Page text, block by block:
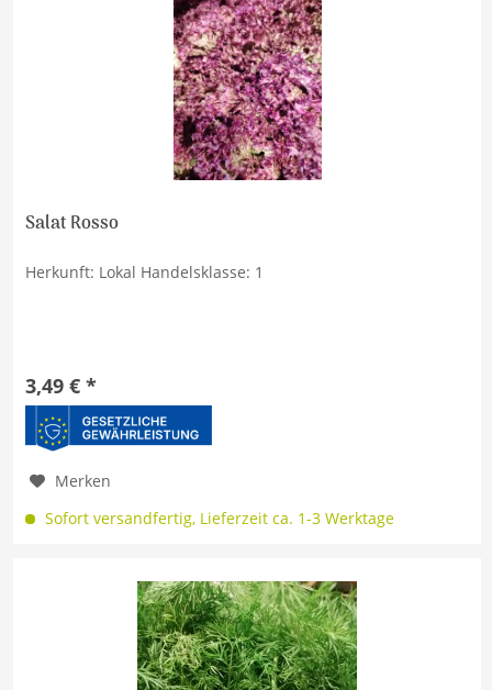
Salat Rosso
Herkunft: Lokal Handelsklasse: 1
3,49 € *
Merken
Sofort versandfertig, Lieferzeit ca. 1-3 Werktage